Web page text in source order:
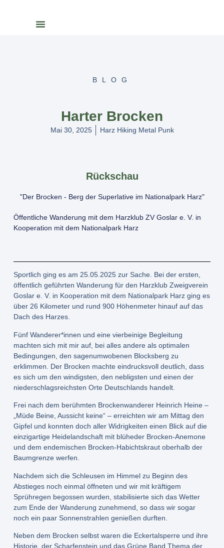
BLOG
Harter Brocken
Mai 30, 2025 Harz Hiking Metal Punk
Rückschau
"Der Brocken - Berg der Superlative im Nationalpark Harz"
Öffentliche Wanderung mit dem Harzklub ZV Goslar e. V. in
Kooperation mit dem Nationalpark Harz
Sportlich ging es am 25.05.2025 zur Sache. Bei der ersten,
öffentlich geführten Wanderung für den Harzklub Zweigverein
Goslar e. V. in Kooperation mit dem Nationalpark Harz ging es
über 26 Kilometer und rund 900 Höhenmeter hinauf auf das
Dach des Harzes.
Fünf Wanderer*innen und eine vierbeinige Begleitung
machten sich mit mir auf, bei alles andere als optimalen
Bedingungen, den sagenumwobenen Blocksberg zu
erklimmen. Der Brocken machte eindrucksvoll deutlich, dass
es sich um den windigsten, den nebligsten und einen der
niederschlagsreichsten Orte Deutschlands handelt.
Frei nach dem berühmten Brockenwanderer Heinrich Heine –
„Müde Beine, Aussicht keine“ – erreichten wir am Mittag den
Gipfel und konnten doch aller Widrigkeiten einen Blick auf die
einzigartige Heidelandschaft mit blüheder Brocken-Anemone
und dem endemischen Brocken-Habichtskraut oberhalb der
Baumgrenze werfen.
Nachdem sich die Schleusen im Himmel zu Beginn des
Abstieges noch einmal öffneten und wir mit kräftigem
Sprühregen begossen wurden, stabilisierte sich das Wetter
zum Ende der Wanderung zunehmend, so dass wir sogar
noch ein paar Sonnenstrahlen genießen durften.
Neben dem Brocken selbst waren die Eckertalsperre und ihre
Historie, der Scharfenstein und das Grüne Band Thema der